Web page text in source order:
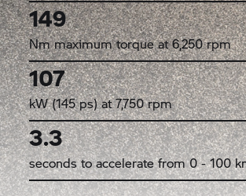
149
Nm maximum torque at 6,250 rpm
107
kW (145 ps) at 7,750 rpm
3.3
seconds to accelerate from 0 - 100